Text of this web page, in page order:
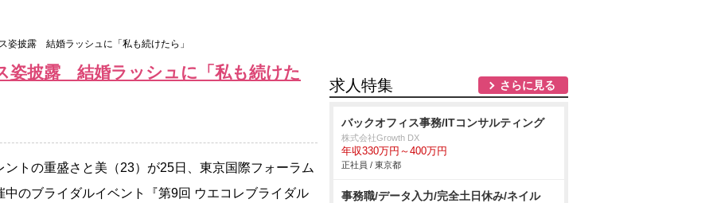
姿披露 結婚ラッシュに「私も続けたら」
姿披露 結婚ラッシュに「私も続けた
トの重盛さと美（23）が25日、東京国際フォーラム
中のブライダルイベント『第9回 ウエコレブライダル
求人特集 さらに見る
バックオフィス事務/ITコンサルティング
株式会社Growth DX
年収330万円～400万円
正社員 / 東京都
事務職/データ入力/完全土日休み/ネイル